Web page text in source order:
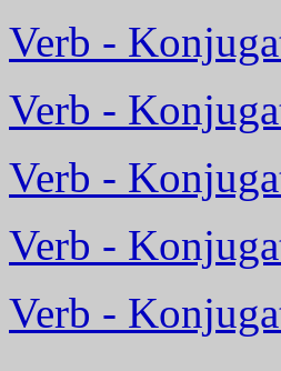
Verb -
Verb -
Verb -
Verb -
Verb -